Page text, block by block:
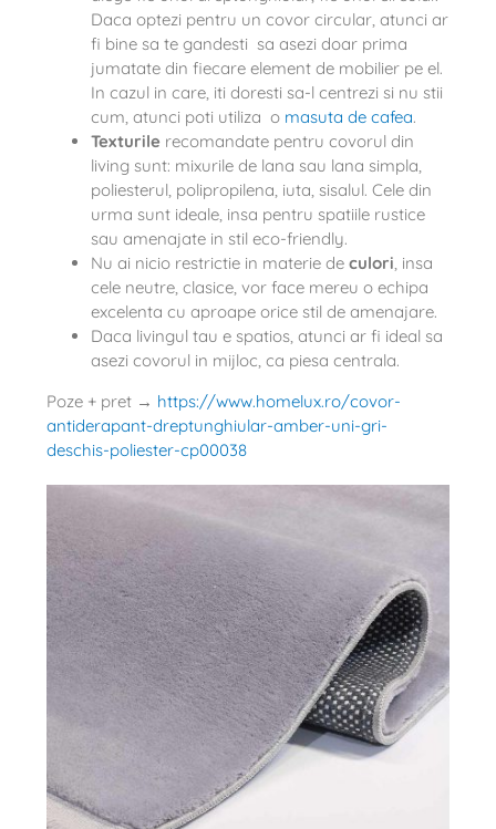
Daca optezi pentru un covor circular, atunci ar
fi bine sa te gandesti sa asezi doar prima
jumatate din fiecare element de mobilier pe el.
In cazul in care, iti doresti sa-l centrezi si nu stii
cum, atunci poti utiliza o masuta de cafea.
Texturile recomandate pentru covorul din
living sunt: mixurile de lana sau lana simpla,
poliesterul, polipropilena, iuta, sisalul. Cele din
urma sunt ideale, insa pentru spatiile rustice
sau amenajate in stil eco-friendly.
Nu ai nicio restrictie in materie de culori , insa
cele neutre, clasice, vor face mereu o echipa
excelenta cu aproape orice stil de amenajare.
Daca livingul tau e spatios, atunci ar fi ideal sa
asezi covorul in mijloc, ca piesa centrala.
Poze + pret → https://www.homelux.ro/covor-
antiderapant-dreptunghiular-amber-uni-gri-
deschis-poliester-cp00038